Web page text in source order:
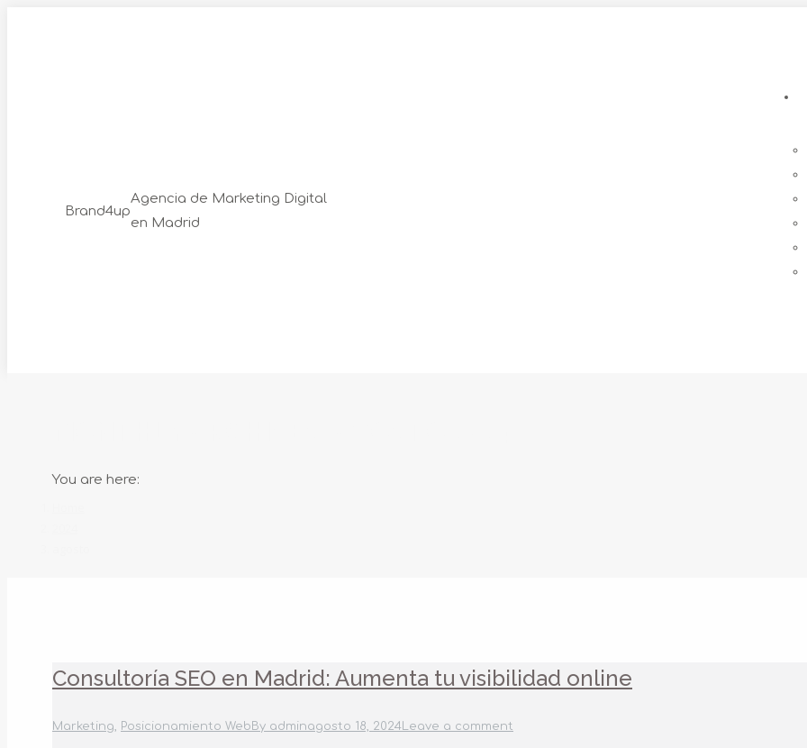
Brand4up
Agencia de Marketing Digital
en Madrid
You are here:
Consultoría SEO en Madrid: Aumenta tu visibilidad online
Marketing, Posicionamiento Web By adminagosto 18, 2024 Leave a comment